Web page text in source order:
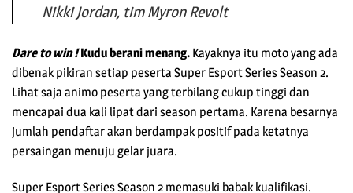
Nikki Jordan, tim Myron Revolt
Dare to win !Kudu berani menang. Kayaknya itu moto yang ada
dibenak pikiran setiap peserta Super Esport Series Season 2.
Lihat saja animo peserta yang terbilang cukup tinggi dan
mencapai dua kali lipat dari season pertama. Karena besarnya
jumlah pendaftar akan berdampak positif pada ketatnya
persaingan menuju gelar juara.
Super Esport Series Season 2 memasuki babak kualifikasi.